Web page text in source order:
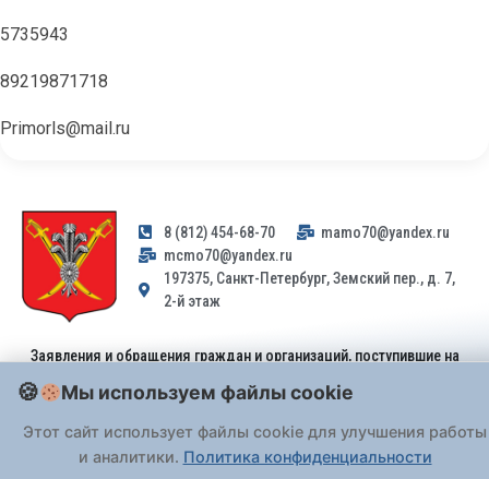
5735943
89219871718
Primorls@mail.ru
8 (812) 454-68-70
mamo70@yandex.ru
mcmo70@yandex.ru
197375, Санкт-Петербург, Земский пер., д. 7,
2-й этаж
Заявления и обращения граждан и организаций, поступившие на
Федерального закона от 02.05.2006 № 59-ФЗ. Обращения
принимаются только: по почте, черезпортал «Госуслуги» (ЕПГУ)
или лично при предъявлении паспорта.
Мы используем файлы cookie
Этот сайт использует файлы cookie для улучшения работы
и аналитики. Политика конфиденциальности